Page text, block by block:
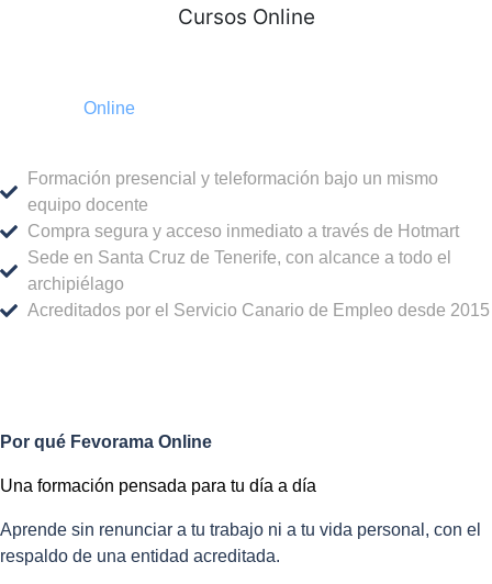
Cursos Online
Online
Formación presencial y teleformación bajo un mismo
equipo docente
Compra segura y acceso inmediato a través de Hotmart
Sede en Santa Cruz de Tenerife, con alcance a todo el
archipiélago
Acreditados por el Servicio Canario de Empleo desde 2015
Por qué Fevorama Online
Una formación pensada para tu día a día
Aprende sin renunciar a tu trabajo ni a tu vida personal, con el
respaldo de una entidad acreditada.